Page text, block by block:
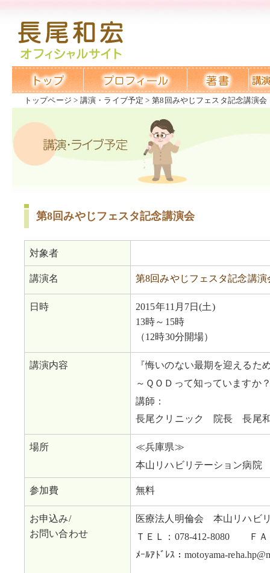
トップページ 講演・ライブ予定 第8回みやじフェスタ記念講演会
第8回みやじフェスタ記念講演会
対象者
講演名 第8回みやじフェスタ記念講演
日時
2015年11月7日(土)
13時～15時
（12時30分開場）
講演内容
『悔いのない最期を迎えるた
～ＱＯＤって知っていますか
講師：
長尾クリニック 院長 長尾
場所
≪兵庫県≫
本山リハビリテーション病
参加費 無料
お申込み/
お問い合わせ
医療法人明倫会 本山リハビ
ＴＥＬ：078-412-8080 ＦＡ
ﾒｰﾙｱﾄﾞﾚｽ：motoyama-